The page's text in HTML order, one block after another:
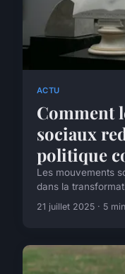
ACTU
Comment
sociaux
politique
Les mouvements
dans la
21 juillet 2025 · 5 min